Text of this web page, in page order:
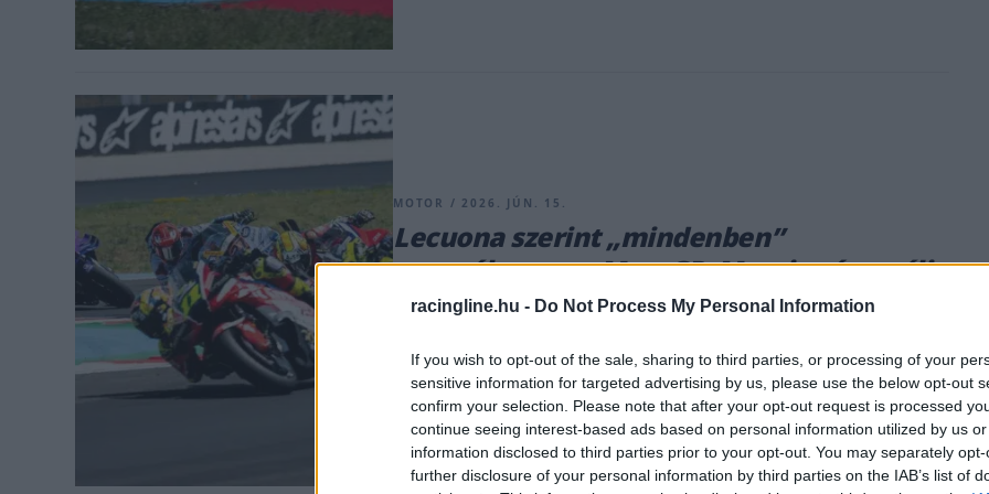
racingline.hu - Do Not Process My Personal Information
If you wish to opt-out of the sale, sharing to third parties, or processing of your
sensitive information for targeted advertising by us, please use the below opt-out
confirm your selection. Please note that after your opt-out request is processed
continue seeing interest-based ads based on personal information utilized by us
information disclosed to third parties prior to your opt-out. You may separately
further disclosure of your personal information by third parties on the IAB’s list of
MOTOR / 2026. JÚN. 15.
Lecuona szerint „mindenben”
megváltozott a MotoGP, Moreira úgy véli,
már csak apróságokban kell fejlődniük
korábbi, nem MotoGP-s tapasztalatait a Balaton Parkban.